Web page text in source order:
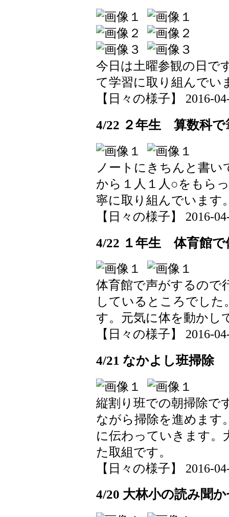
今日は土曜参観の日で
て学習に取り組んでい
【日々の様子】 2016-
4/22 ２年生 算数科で
ノートにきちんと書
から１人１人○をもら
寧に取り組んでいます
【日々の様子】 2016-
4/22 １年生 体育館で
体育館で声がするので
しているところでし
す。元気に体を動かし
【日々の様子】 2016-
4/21 なかよし班掃除
縦割り班での朝掃除で
ながら掃除を進めます
に伝わっていきます。
た取組です。
【日々の様子】 2016-
4/20 大林小の読み聞